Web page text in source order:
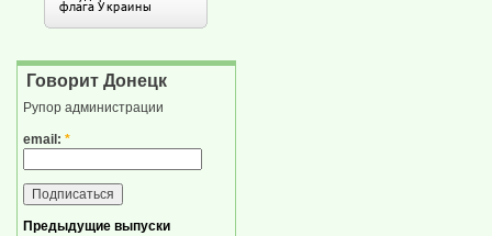
Говорит Донецк
Рупор администрации
email: *
Предыдущие выпуски